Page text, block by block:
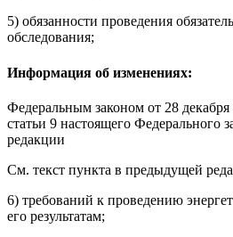
5) обязанности проведения
обследования;
Информация об изменениях:
Федеральным законом от 28
статьи 9 настоящего Федерального
редакции
См. текст пункта в предыдущей
6) требований к проведению
его результатам;